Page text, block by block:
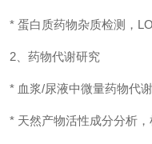
* 蛋白质药物杂质检测，
2、药物代谢研究
* 血浆/尿液中微量药物代
* 天然产物活性成分分析，